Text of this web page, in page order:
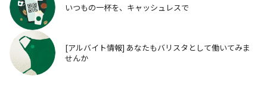
いつもの一杯を、キャッシュレスで
[アルバイト情報] あなたもバリスタとして働いてみま
せんか